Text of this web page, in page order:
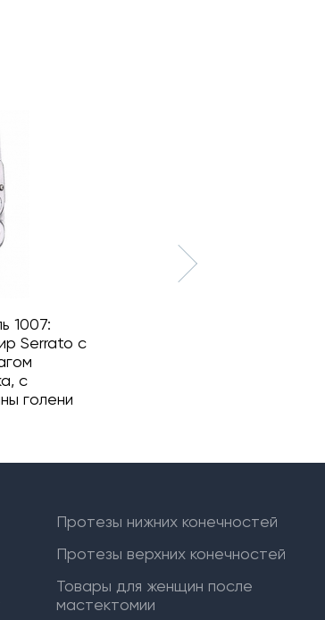
1007:
Serrato с
с
голени
Протезы нижних конечностей
Протезы верхних конечностей
Товары для женщин после
мастектомии